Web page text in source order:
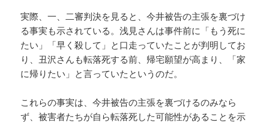
実際、一、二審判決を見ると、今井被告の主張を裏づけ
る事実も示されている。浅見さんは事件前に「もう死に
たい」「早く殺して」と口走っていたことが判明してお
り、丑沢さんも転落死する前、帰宅願望が高まり、「家
に帰りたい」と言っていたというのだ。
これらの事実は、今井被告の主張を裏づけるのみなら
ず、被害者たちが自ら転落死した可能性があることを示